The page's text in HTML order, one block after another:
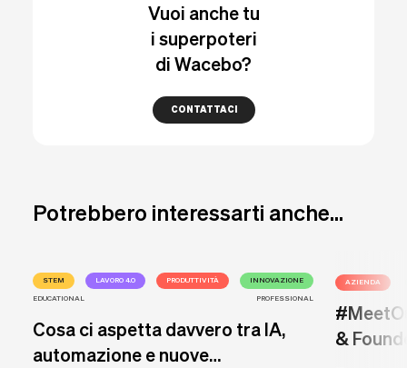
Vuoi anche tu
i superpoteri
di Wacebo?
CONTATTACI
Potrebbero interessarti anche...
STEM LAVORO 4.0 PRODUTTIVITÀ INNOVAZIONE
EDUCATIONAL PROFESSIONAL
Cosa ci aspetta davvero tra IA,
automazione e nuove
AZIENDA
&